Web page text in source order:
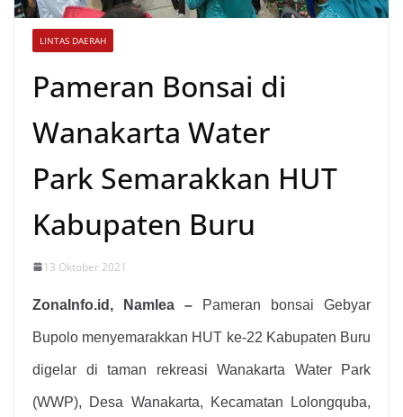
LINTAS DAERAH
Pameran Bonsai di
Wanakarta Water
Park Semarakkan HUT
Kabupaten Buru
13 Oktober 2021
ZonaInfo.id, Namlea – Pameran bonsai Gebyar
Bupolo menyemarakkan HUT ke-22 Kabupaten Buru
digelar di taman rekreasi Wanakarta Water Park
(WWP), Desa Wanakarta, Kecamatan Lolongquba,